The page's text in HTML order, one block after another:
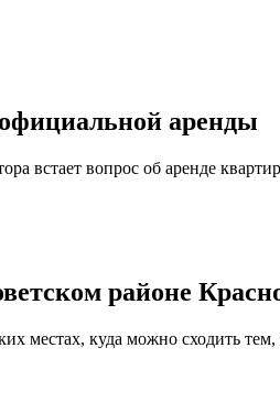
аренды
встает вопрос об аренде
районе
местах, куда можно сходить